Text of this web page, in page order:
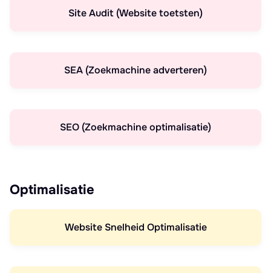
Site Audit (Website toetsten)
SEA (Zoekmachine adverteren)
SEO (Zoekmachine optimalisatie)
Optimalisatie
Website Snelheid Optimalisatie